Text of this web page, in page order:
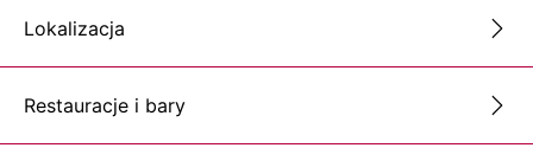
Lokalizacja
Restauracje i bary